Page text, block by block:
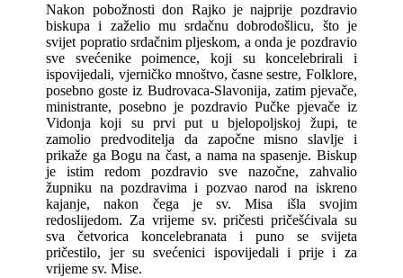
Nakon pobožnosti don Rajko je najprije pozdravio
biskupa i zaželio mu srdačnu dobrodošlicu, što je
svijet popratio srdačnim pljeskom, a onda je pozdravio
sve svećenike poimence, koji su koncelebrirali i
ispovijedali, vjerničko mnoštvo, časne sestre, Folklore,
posebno goste iz Budrovaca-Slavonija, zatim pjevače,
ministrante, posebno je pozdravio Pučke pjevače iz
Vidonja koji su prvi put u bjelopoljskoj župi, te
zamolio predvoditelja da započne misno slavlje i
prikaže ga Bogu na čast, a nama na spasenje. Biskup
je istim redom pozdravio sve nazočne, zahvalio
župniku na pozdravima i pozvao narod na iskreno
kajanje, nakon čega je sv. Misa išla svojim
redoslijedom. Za vrijeme sv. pričesti pričešćivala su
sva četvorica koncelebranata i puno se svijeta
pričestilo, jer su svećenici ispovijedali i prije i za
vrijeme sv. Mise.